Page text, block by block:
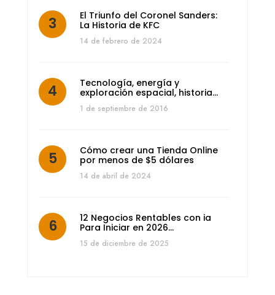
El Triunfo del Coronel Sanders:
La Historia de KFC
14 de febrero de 2024
Tecnología, energía y
exploración espacial, historia…
1 de septiembre de 2016
Cómo crear una Tienda Online
por menos de $5 dólares
14 de abril de 2024
12 Negocios Rentables con ia
Para Iniciar en 2026…
15 de diciembre de 2025